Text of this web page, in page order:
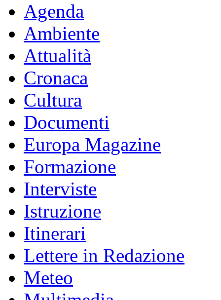
Agenda
Ambiente
Attualità
Cronaca
Cultura
Documenti
Europa Magazine
Formazione
Interviste
Istruzione
Itinerari
Lettere in Redazione
Meteo